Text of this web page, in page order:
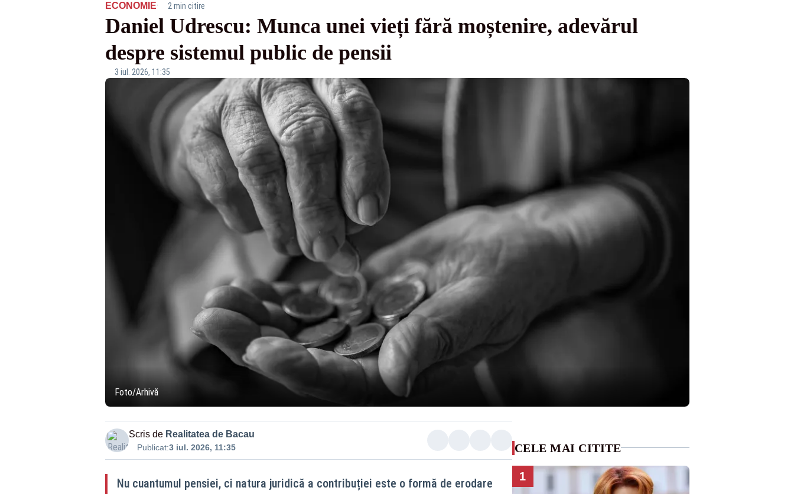
ECONOMIE· 2 min citire
Daniel Udrescu: Munca unei vieți fără moștenire, adevărul
despre sistemul public de pensii
3 iul. 2026, 11:35
Foto/Arhivă
Scris de Realitatea de Bacau
Publicat:3 iul. 2026, 11:35
Nu cuantumul pensiei, ci natura juridică a contribuției este o formă de erodare
CELE MAI CITITE
1